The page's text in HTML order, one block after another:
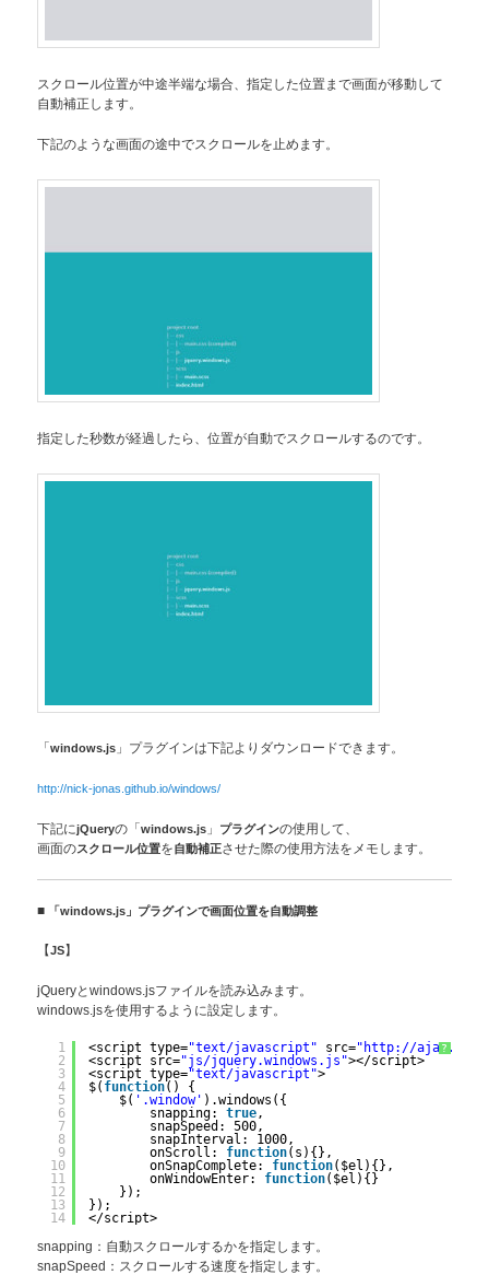
スクロール位置が中途半端な場合、指定した位置まで画面が移動して
自動補正します。
下記のような画面の途中でスクロールを止めます。
指定した秒数が経過したら、位置が自動でスクロールするのです。
「windows.js 」プラグインは下記よりダウンロードできます。
http://nick-jonas.github.io/windows/
下記にjQueryの「windows.js 」 プラグインの使用して、
画面のスクロール位置を自動補正させた際の使用方法をメモします。
■ 「windows.js」プラグインで画面位置を自動調整
【JS】
jQueryとwindows.jsファイルを読み込みます。
windows.jsを使用するように設定します。
?
1
2
3
4
5
6
7
8
9
10
11
12
13
14
<script type="text/javascript" src="http://
<script src="js/jquery.windows.js"></script>
<script type="text/javascript">
$( function() {
$( '.window' ).windows({
snapping: true,
snapSpeed: 500,
snapInterval: 1000,
onScroll:
function(s){},
onSnapComplete:
function($el){},
onWindowEnter:
function($el){}
});
});
</script>
snapping：自動スクロールするかを指定します。
snapSpeed：スクロールする速度を指定します。